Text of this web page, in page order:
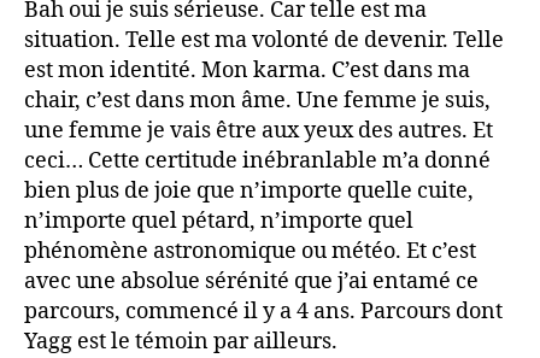
Bah oui je suis sérieuse. Car telle est ma
situation. Telle est ma volonté de devenir. Telle
est mon identité. Mon karma. C’est dans ma
chair, c’est dans mon âme. Une femme je suis,
une femme je vais être aux yeux des autres. Et
ceci… Cette certitude inébranlable m’a donné
bien plus de joie que n’importe quelle cuite,
n’importe quel pétard, n’importe quel
phénomène astronomique ou météo. Et c’est
avec une absolue sérénité que j’ai entamé ce
parcours, commencé il y a 4 ans. Parcours dont
Yagg est le témoin par ailleurs.